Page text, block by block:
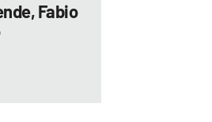
Fabio